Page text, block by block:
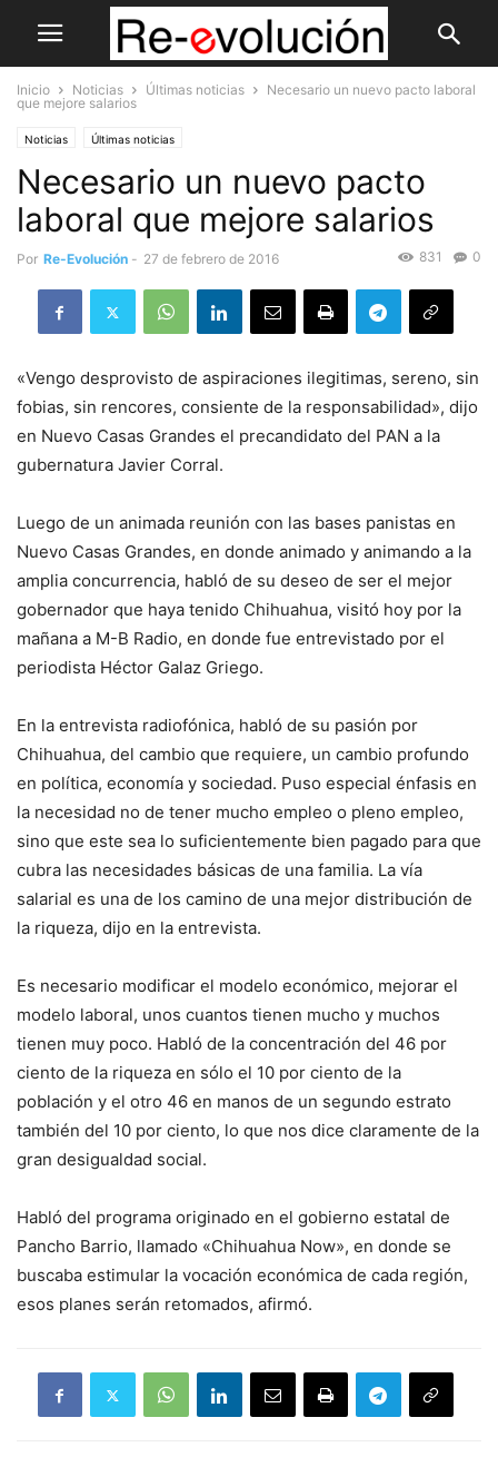
Inicio Noticias Últimas noticias
Necesario un nuevo pacto laboral
que mejore salarios
Noticias Últimas noticias
Necesario un nuevo pacto
laboral que mejore salarios
Por Re-Evolución - 27 de febrero de 2016 0
831
«Vengo desprovisto de aspiraciones ilegitimas, sereno, sin
fobias, sin rencores, consiente de la responsabilidad», dijo
en Nuevo Casas Grandes el precandidato del PAN a la
gubernatura Javier Corral.
Luego de un animada reunión con las bases panistas en
Nuevo Casas Grandes, en donde animado y animando a la
amplia concurrencia, habló de su deseo de ser el mejor
gobernador que haya tenido Chihuahua, visitó hoy por la
mañana a M-B Radio, en donde fue entrevistado por el
periodista Héctor Galaz Griego.
En la entrevista radiofónica, habló de su pasión por
Chihuahua, del cambio que requiere, un cambio profundo
en política, economía y sociedad. Puso especial énfasis en
la necesidad no de tener mucho empleo o pleno empleo,
sino que este sea lo suficientemente bien pagado para que
cubra las necesidades básicas de una familia. La vía
salarial es una de los camino de una mejor distribución de
la riqueza, dijo en la entrevista.
Es necesario modificar el modelo económico, mejorar el
modelo laboral, unos cuantos tienen mucho y muchos
tienen muy poco. Habló de la concentración del 46 por
ciento de la riqueza en sólo el 10 por ciento de la
población y el otro 46 en manos de un segundo estrato
también del 10 por ciento, lo que nos dice claramente de la
gran desigualdad social.
Habló del programa originado en el gobierno estatal de
Pancho Barrio, llamado «Chihuahua Now», en donde se
buscaba estimular la vocación económica de cada región,
esos planes serán retomados, afirmó.